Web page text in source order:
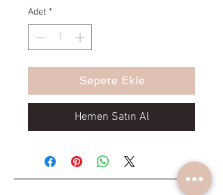
Adet *
Sepete Ekle
Hemen Satın Al